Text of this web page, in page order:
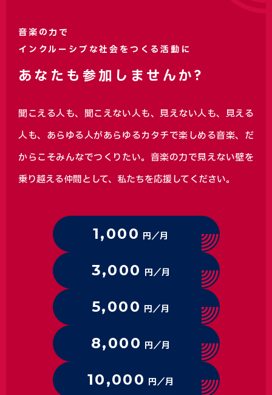
音楽の力で
インクルーシブな社会をつくる活動に
あなたも参加しませんか?
聞こえる人も、聞こえない人も、見えない人も、見える
人も、あらゆる人があらゆるカタチで楽しめる音楽、 だ
からこそみんなでつくりたい。音楽の力で見えない壁を
乗り越える仲間として、私たちを応援してください。
1,000 円／月
3,000 円／月
5,000 円／月
8,000 円／月
10,000 円／月